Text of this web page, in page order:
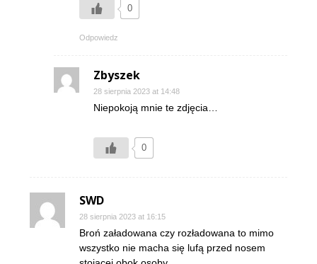
0
Odpowiedz
Zbyszek
28 sierpnia 2023 at 14:48
Niepokoją mnie te zdjęcia…
0
SWD
28 sierpnia 2023 at 16:15
Broń załadowana czy rozładowana to mimo
wszystko nie macha się lufą przed nosem